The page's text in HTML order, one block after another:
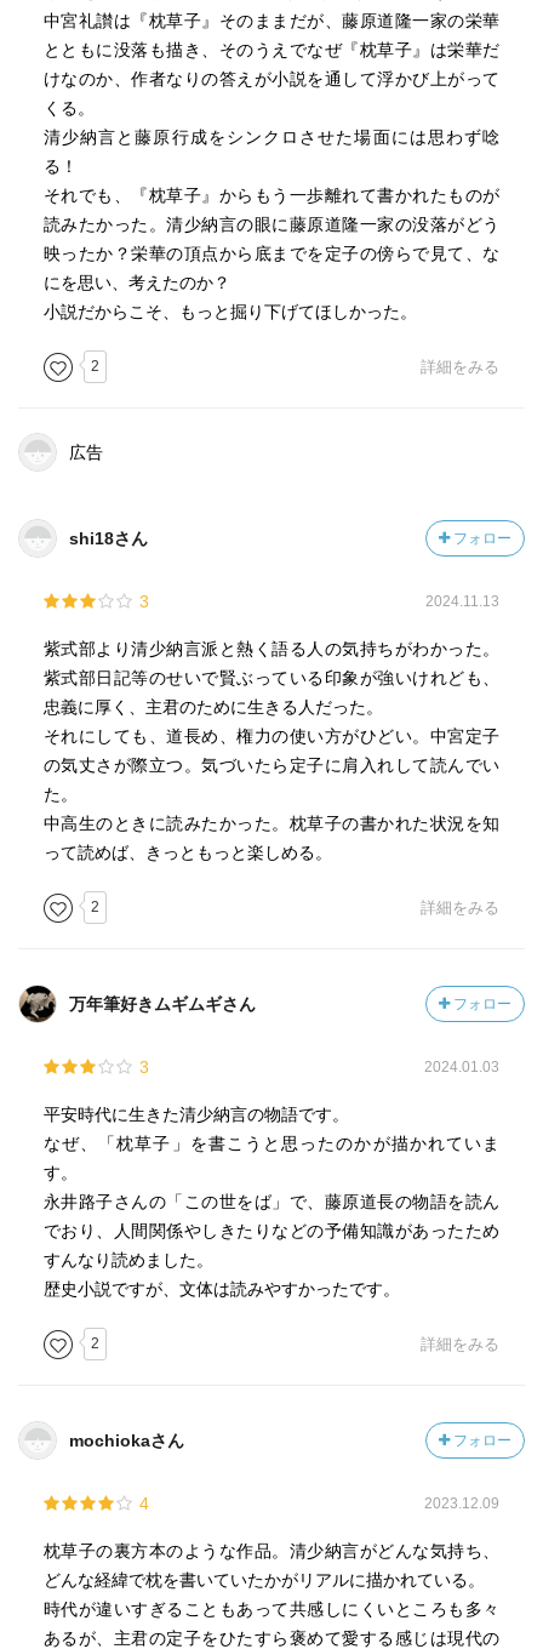
中宮礼讃は『枕草子』そのままだが、藤原道隆一家の栄華
とともに没落も描き、そのうえでなぜ『枕草子』は栄華だ
けなのか、作者なりの答えが小説を通して浮かび上がって
くる。
清少納言と藤原行成をシンクロさせた場面には思わず唸
る！
それでも、『枕草子』からもう一歩離れて書かれたものが
読みたかった。清少納言の眼に藤原道隆一家の没落がどう
映ったか？栄華の頂点から底までを定子の傍らで見て、な
にを思い、考えたのか？
小説だからこそ、もっと掘り下げてほしかった。
2 詳細をみる
広告
shi18さん フォロー
3 2024.11.13
紫式部より清少納言派と熱く語る人の気持ちがわかった。
紫式部日記等のせいで賢ぶっている印象が強いけれども、
忠義に厚く、主君のために生きる人だった。
それにしても、道長め、権力の使い方がひどい。中宮定子
の気丈さが際立つ。気づいたら定子に肩入れして読んでい
た。
中高生のときに読みたかった。枕草子の書かれた状況を知
って読めば、きっともっと楽しめる。
2 詳細をみる
万年筆好きムギムギさん フォロー
3 2024.01.03
平安時代に生きた清少納言の物語です。
なぜ、「枕草子」を書こうと思ったのかが描かれていま
す。
永井路子さんの「この世をば」で、藤原道長の物語を読ん
でおり、人間関係やしきたりなどの予備知識があったため
すんなり読めました。
歴史小説ですが、文体は読みやすかったです。
2 詳細をみる
mochiokaさん フォロー
4 2023.12.09
枕草子の裏方本のような作品。清少納言がどんな気持ち、
どんな経緯で枕を書いていたかがリアルに描かれている。
時代が違いすぎることもあって共感しにくいところも多々
あるが、主君の定子をひたすら褒めて愛する感じは現代の